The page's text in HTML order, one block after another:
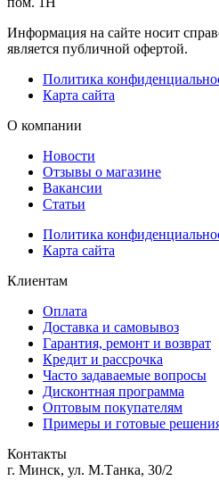
Информация на сайте носит
является публичной офертой.
Политика
Карта сайта
О компании
Новости
Отзывы о магазине
Вакансии
Статьи
Политика
Карта сайта
Клиентам
Оплата
Доставка и самовывоз
Гарантия, ремонт и возврат
Кредит и рассрочка
Часто задаваемые вопросы
Дисконтная программа
Оптовым покупателям
Примеры и готовые
Контакты
г. Минск, ул. М.Танка, 30/2